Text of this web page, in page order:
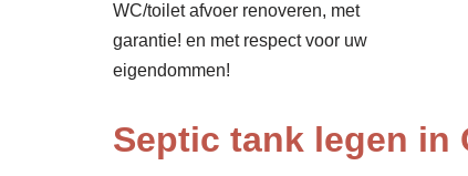
WC/toilet afvoer renoveren, met
garantie! en met respect voor uw
eigendommen!
Septic tank legen in